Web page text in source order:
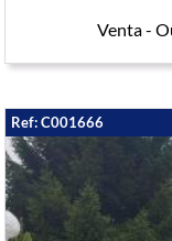
Venta -
Ref: C001666